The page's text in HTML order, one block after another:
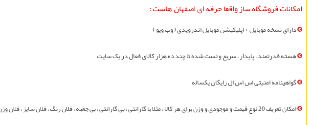
امکانات فروشگاه ساز واقعا حرفه ای اصفهان هاست :
دارای نسخه موبايل + اپليکيشن موبايل اندرویدی ( وب ویو )
هسته قدرتمند ، پایدار ، سريع و تست شده تا چند ده هزار کالای فعال در یک سایت
گواهينامه امنیتی اس اس الرايگانيکساله
امکان تعریف 20 نوع قیمت و موجودی و وزن برای هر کالا ، مثلا با گارانتی ، بی گارانتی ، بی جعبه ، فلان رنگ ، فلان سایز ، فلان وزن